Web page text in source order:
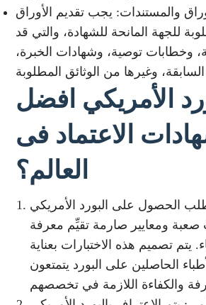
والمستندات: يجب تقديم الأوراق
للجهة المانحة للشهادة، والتي قد
وخطابات توصية، وشهادات الخبرة،
الأمريكي افضل
الاعتماد فى
العالم؟
الحصول على البورد الأمريكي
صعبة ومعايير صارمة تقيِّم معرفة
يتم تصميم هذه الاختبارات بعناية
الحاصلين على البورد يتمتعون